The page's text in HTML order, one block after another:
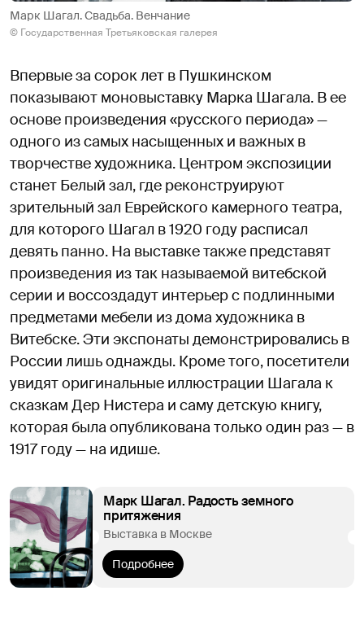
Марк Шагал. Свадьба. Венчание
© Государственная Третьяковская галерея
Впервые за сорок лет в Пушкинском
показывают моновыставку Марка Шагала. В ее
основе произведения «русского периода» —
одного из самых насыщенных и важных в
творчестве художника. Центром экспозиции
станет Белый зал, где реконструируют
зрительный зал Еврейского камерного театра,
для которого Шагал в 1920 году расписал
девять панно. На выставке также представят
произведения из так называемой витебской
серии и воссоздадут интерьер с подлинными
предметами мебели из дома художника в
Витебске. Эти экспонаты демонстрировались в
России лишь однажды. Кроме того, посетители
увидят оригинальные иллюстрации Шагала к
сказкам Дер Нистера и саму детскую книгу,
которая была опубликована только один раз — в
1917 году — на идише.
Марк Шагал. Радость земного
притяжения
Выставка в Москве
Подробнее